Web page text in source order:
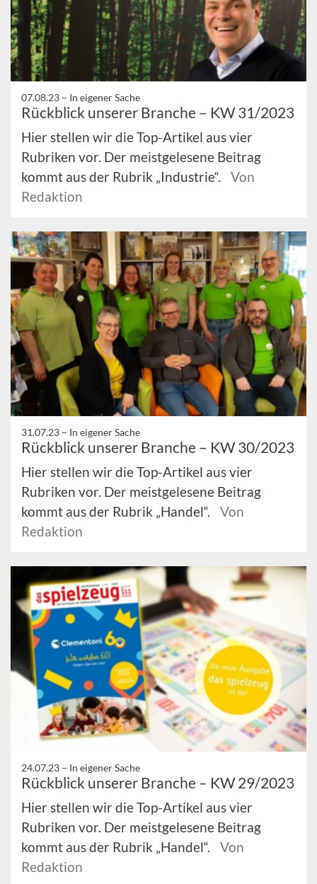
07.08.23 – In eigener Sache
Rückblick unserer Branche – KW 31/2023
Hier stellen wir die Top-Artikel aus vier
Rubriken vor. Der meistgelesene Beitrag
kommt aus der Rubrik „Industrie“.
Von
Redaktion
31.07.23 – In eigener Sache
Rückblick unserer Branche – KW 30/2023
Hier stellen wir die Top-Artikel aus vier
Rubriken vor. Der meistgelesene Beitrag
kommt aus der Rubrik „Handel“.
Von
Redaktion
24.07.23 – In eigener Sache
Rückblick unserer Branche – KW 29/2023
Hier stellen wir die Top-Artikel aus vier
Rubriken vor. Der meistgelesene Beitrag
kommt aus der Rubrik „Handel“.
Von
Redaktion